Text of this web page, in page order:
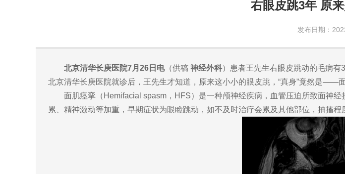
右眼皮跳3年 原
发布日期：
北京清华长庚医院7月26日电（供稿 神经外科）患者王先生右眼皮跳动的毛病有
北京清华长庚医院就诊后，王先生才知道，原来这小小的眼皮跳，“真身”竟然是——
面肌痉挛（Hemifacial spasm，HFS）是一种颅神经疾病，血管压迫所致面神经
累、精神激动等加重，早期症状为眼睑跳动，如不及时治疗会累及其他部位，抽搐